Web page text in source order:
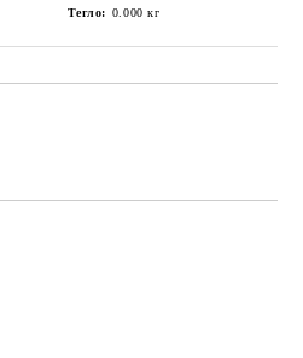
Тегло: 0.000 кг